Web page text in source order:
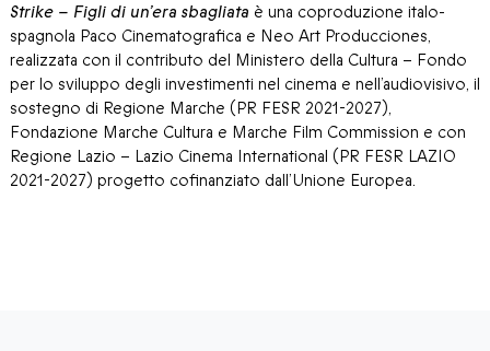
Strike – Figli di un’era sbagliata è una coproduzione italo-
spagnola Paco Cinematografica e Neo Art Producciones,
realizzata con il contributo del Ministero della Cultura – Fondo
per lo sviluppo degli investimenti nel cinema e nell’audiovisivo, il
sostegno di Regione Marche (PR FESR 2021-2027),
Fondazione Marche Cultura e Marche Film Commission e con
Regione Lazio – Lazio Cinema International (PR FESR LAZIO
2021-2027) progetto cofinanziato dall’Unione Europea.